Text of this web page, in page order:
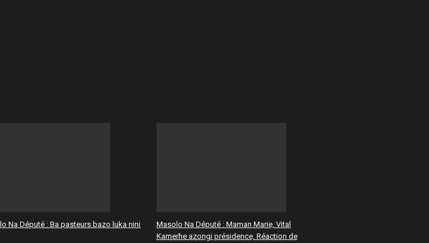
Na Député : Ba pasteurs bazo luka nini
Masolo Na Député : Maman Marie, Vital
Kamerhe azongi présidence, Réaction de